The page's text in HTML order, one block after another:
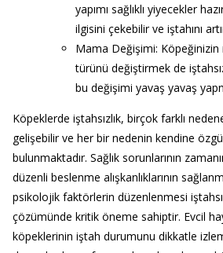
yapımı sağlıklı yiyecekler
ilgisini çekebilir ve iştahını
Mama Değişimi: Köpeğinizin
türünü değiştirmek de
bu değişimi yavaş yavaş
Köpeklerde iştahsızlık, birçok farklı
gelişebilir ve her bir nedenin kendine
bulunmaktadır. Sağlık sorunlarının
düzenli beslenme alışkanlıklarının
psikolojik faktörlerin düzenlenmesi
çözümünde kritik öneme sahiptir. Evcil
köpeklerinin iştah durumunu dikkatle